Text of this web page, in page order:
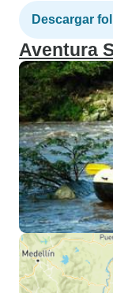
Descargar
Aventura